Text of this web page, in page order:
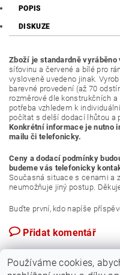
POPIS
DISKUZE
Zboží je standardně
síťovinu a červené a bílé pro
vysloveně uvedeno jinak.
barevné provedení (až 70
rozměrové dle konstrukčních
potřeba vzhledem k
počítat s delší dodací lhůtou a
Konkrétní informace je nutno
mailu či telefonicky.
Ceny a dodací podmínky
budeme vás telefonicky
Současná situace s cenami a
neumožňuje jiný postup.
Buďte první, kdo napíše
Přidat komentář
Používáme cookies,